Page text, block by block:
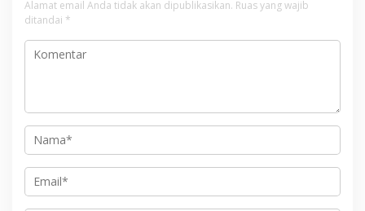
Alamat email Anda tidak akan dipublikasikan. Ruas yang wajib
ditandai *